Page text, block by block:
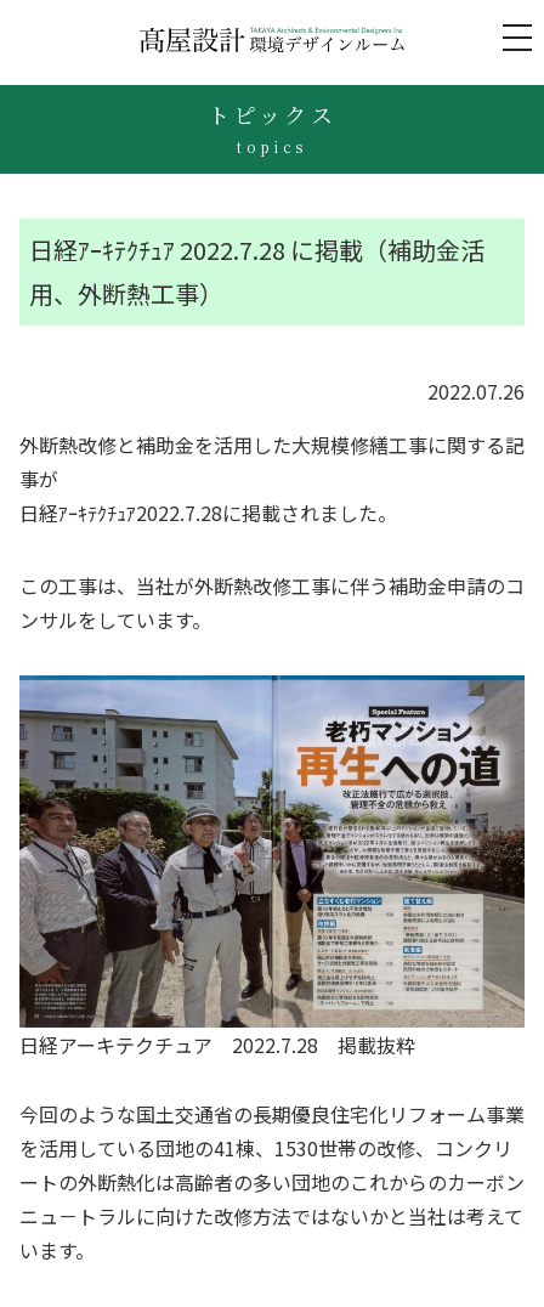
トピックス
topics
日経ｱｰｷﾃｸﾁｭｱ 2022.7.28 に掲載（補助金活
用、外断熱工事）
2022.07.26
外断熱改修と補助金を活用した大規模修繕工事に関する記
事が
日経ｱｰｷﾃｸﾁｭｱ2022.7.28に掲載されました。
この工事は、当社が外断熱改修工事に伴う補助金申請のコ
ンサルをしています。
日経アーキテクチュア 2022.7.28 掲載抜粋
今回のような国土交通省の長期優良住宅化リフォーム事業
を活用している団地の41棟、1530世帯の改修、コンクリ
ートの外断熱化は高齢者の多い団地のこれからのカーボン
ニュ－トラルに向けた改修方法ではないかと当社は考えて
います。